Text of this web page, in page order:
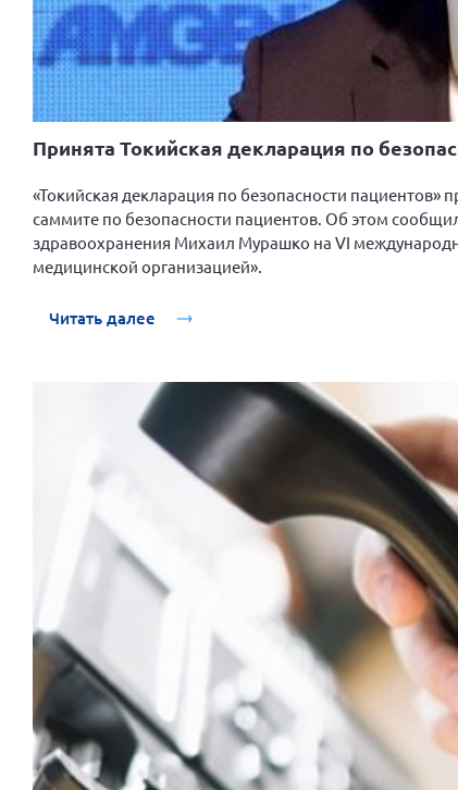
Принята Токийская декларация по
«Токийская декларация по безопасности
саммите по безопасности пациентов. Об этом
здравоохранения Михаил Мурашко на VI
медицинской организацией».
Читать далее